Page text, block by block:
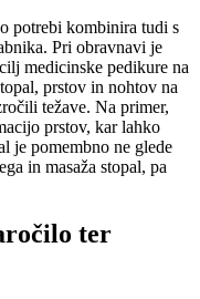
potrebi kombinira tudi s
Pri obravnavi je
medicinske pedikure na
prstov in nohtov na
težave. Na primer,
prstov, kar lahko
je pomembno ne glede
in masaža stopal, pa
ter